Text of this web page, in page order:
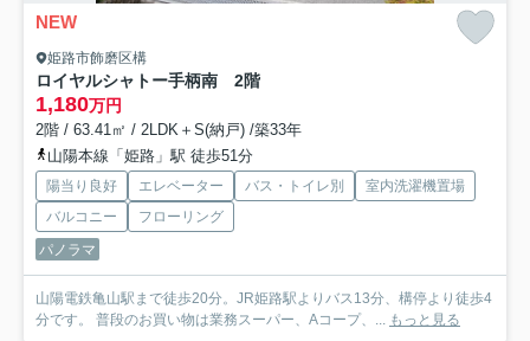
NEW
姫路市飾磨区構
ロイヤルシャトー手柄南 2階
1,180万円
2階 / 63.41㎡ / 2LDK＋S(納戸) /築33年
山陽本線「姫路」駅 徒歩51分
陽当り良好 エレベーター バス・トイレ別
室内洗濯機置場
バルコニー
フローリング
パノラマ
山陽電鉄亀山駅まで徒歩20分。JR姫路駅よりバス13分、構停より徒歩4
分です。 普段のお買い物は業務スーパー、Aコープ、... もっと見る